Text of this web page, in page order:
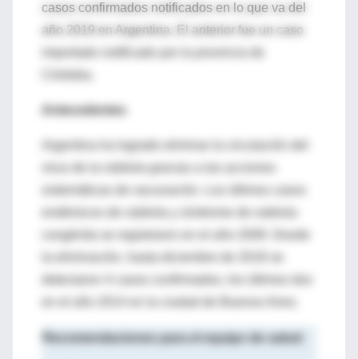
casos confirmados notificados en lo que va del
año 2019 en Argentina. El anterior fue un caso
importado notificado por la provincia de
Antecedentes
Argentina ha logrado eliminar la circulación del
congénita se registraron en el año 2009. Desde
Recomendaciones para el equipo de salud: